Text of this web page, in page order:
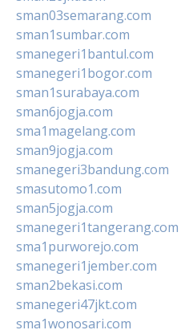
sman03semarang.com
sman1sumbar.com
smanegeri1bantul.com
smanegeri1bogor.com
sman1surabaya.com
sman6jogja.com
sma1magelang.com
sman9jogja.com
smanegeri3bandung.com
smasutomo1.com
sman5jogja.com
smanegeri1tangerang.com
sma1purworejo.com
smanegeri1jember.com
sman2bekasi.com
smanegeri47jkt.com
sma1wonosari.com